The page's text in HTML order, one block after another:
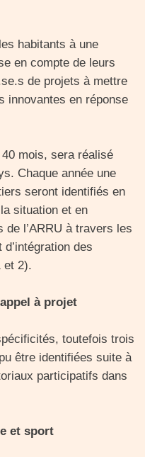
habitants à une
en compte de leurs
de projets à mettre
innovantes en réponse
40 mois, sera réalisé
Chaque année une
seront identifiés en
situation et en
l’ARRU à travers les
des
et 2).
à projet
toutefois trois
être identifiées suite à
participatifs dans
et sport